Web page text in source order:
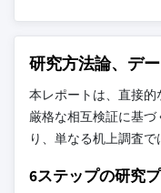
研究方法論、デ
本レポートは、直接的
厳格な相互検証に基
り、単なる机上調査で
6ステップの研究